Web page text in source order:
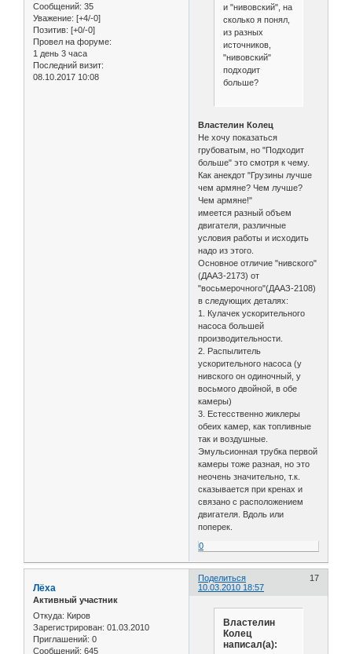
Сообщений: 35
Уважение: [+4/-0]
Позитив: [+0/-0]
Провел на форуме:
1 день 3 часа
Последний визит:
08.10.2017 10:08
и "нивовский", на
сколько я понял,
из разных
источников,
"нивовский"
подходит
больше?
Властелин Колец
Не хочу показаться
грубоватым, но "Подходит
больше" это смотря к чему.
Как анекдот "Грузины лучше
чем армяне? Чем лучше?
Чем армяне!"
имеется разный объем
двигателя, различные
условия работы и исходить
надо из этого.
Основное отличие "нивского"
(ДААЗ-2173) от
"восьмерочного"(ДААЗ-2108)
в следующих деталях:
1. Кулачек ускорительного
насоса большей
производительности.
2. Распылитель
ускорительного насоса (у
нивского он одиночный, у
восьмого двойной, в обе
камеры)
3. Естесственно жиклеры
обеих камер, как топливные
так и воздушные.
Эмульсионная трубка первой
камеры тоже разная, но это
неочень значительно, т.к.
сказывается при кренах и
связано с расположением
двигателя. Вдоль или
поперек.
0
Поделиться
17
10.03.2010 18:57
Лёха
Активный участник
Откуда: Киров
Зарегистрирован: 01.03.2010
Приглашений: 0
Сообщений: 645
Властелин
Колец
написал(а):